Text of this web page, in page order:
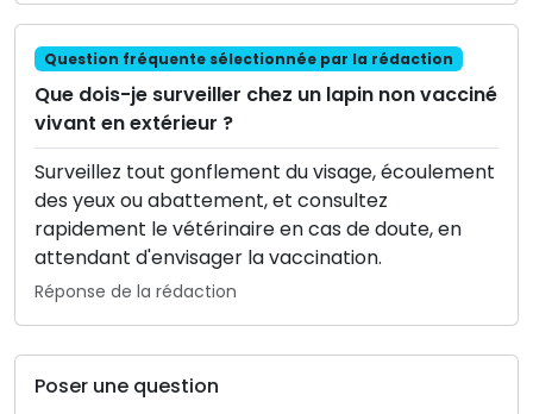
Question fréquente sélectionnée par la rédaction
Que dois-je surveiller chez un lapin non vacciné
vivant en extérieur ?
Surveillez tout gonflement du visage, écoulement
des yeux ou abattement, et consultez
rapidement le vétérinaire en cas de doute, en
attendant d'envisager la vaccination.
Réponse de la rédaction
Poser une question